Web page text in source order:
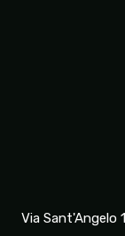
Via Sant'Angelo